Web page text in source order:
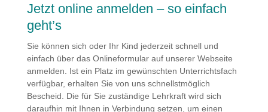
Jetzt online anmelden – so einfach
geht’s
Sie können sich oder Ihr Kind jederzeit schnell und
einfach über das Onlineformular auf unserer Webseite
anmelden. Ist ein Platz im gewünschten Unterrichtsfach
verfügbar, erhalten Sie von uns schnellstmöglich
Bescheid. Die für Sie zuständige Lehrkraft wird sich
daraufhin mit Ihnen in Verbindung setzen, um einen